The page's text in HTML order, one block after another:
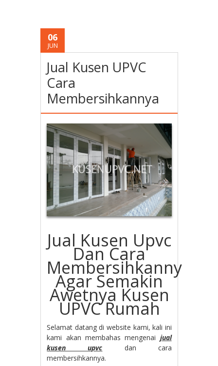
06
JUN
Jual Kusen UPVC
Cara
Membersihkannya
Jual Kusen Upvc
Dan Cara
Membersihkannya
Agar Semakin
Awetnya Kusen
UPVC Rumah
Selamat datang di website kami, kali ini
kami akan membahas mengenai jual
kusen upvc dan cara
membersihkannya.